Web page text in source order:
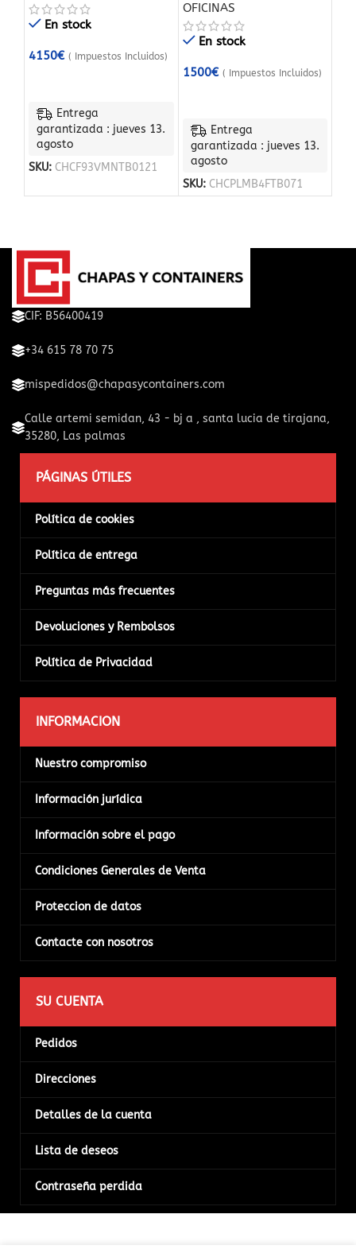
En stock
4150€ ( Impuestos Incluidos)
Entrega
garantizada : jueves 13.
agosto
SKU: CHCF93VMNTB0121
OFICINAS
En stock
1500€ ( Impuestos Incluidos)
Entrega
garantizada : jueves 13.
agosto
SKU: CHCPLMB4FTB071
CIF: B56400419
+34 615 78 70 75
mispedidos@chapasycontainers.com
Calle artemi semidan, 43 - bj a , santa lucia de tirajana,
35280, Las palmas
PÁGINAS ÚTILES
Política de cookies
Política de entrega
Preguntas más frecuentes
Devoluciones y Rembolsos
Política de Privacidad
INFORMACION
Nuestro compromiso
Información jurídica
Información sobre el pago
Condiciones Generales de Venta
Proteccion de datos
Contacte con nosotros
SU CUENTA
Pedidos
Direcciones
Detalles de la cuenta
Lista de deseos
Contraseña perdida